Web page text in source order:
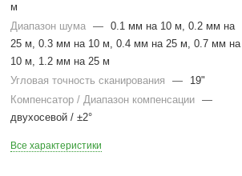
м
Диапазон шума
—
0.1 мм на 10 м, 0.2 мм на
25 м, 0.3 мм на 10 м, 0.4 мм на 25 м, 0.7 мм на
10 м, 1.2 мм на 25 м
Угловая точность сканирования
—
19"
Компенсатор / Диапазон компенсации
—
двухосевой / ±2°
Все характеристики